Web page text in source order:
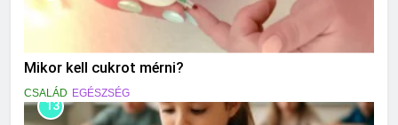
Mikor kell cukrot mérni?
CSALÁD EGÉSZSÉG
13